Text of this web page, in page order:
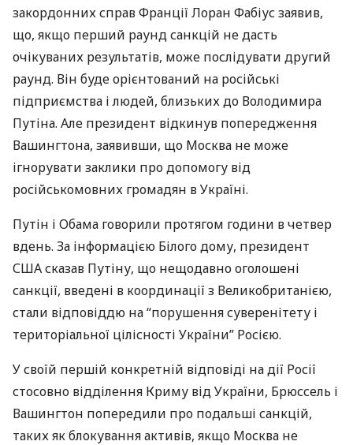
закордонних справ Франції Лоран Фабіус заявив,
що, якщо перший раунд санкцій не дасть
очікуваних результатів, може послідувати другий
раунд. Він буде орієнтований на російські
підприємства і людей, близьких до Володимира
Путіна. Але президент відкинув попередження
Вашингтона, заявивши, що Москва не може
ігнорувати заклики про допомогу від
російськомовних громадян в Україні.
Путін і Обама говорили протягом години в четвер
вдень. За інформацією Білого дому, президент
СШАсказав Путіну, що нещодавно оголошені
санкції, введені в координації з Великобританією,
стали відповіддю на “порушення суверенітету і
територіальної цілісності України” Росією.
У своїй першій конкретній відповіді на дії Росії
стосовно відділення Криму від України, Брюссель і
Вашингтон попередили про подальші санкцій,
таких як блокування активів, якщо Москва не